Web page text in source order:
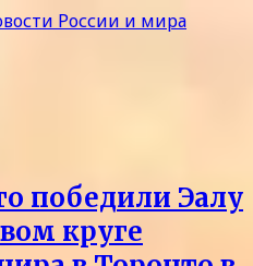
победили Эалу
круге